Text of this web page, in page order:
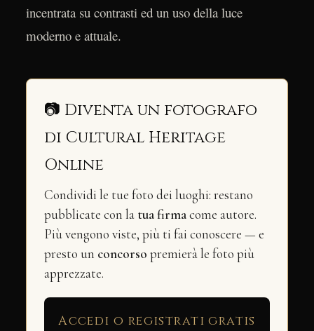
incentrata su contrasti ed un uso della luce
moderno e attuale.
📷 Diventa un fotografo
di Cultural Heritage
Online
Condividi le tue foto dei luoghi: restano
pubblicate con la tua firmacome autore.
Più vengono viste, più ti fai conoscere — e
presto un concorso premierà le foto più
apprezzate.
Accedi o registrati gratis